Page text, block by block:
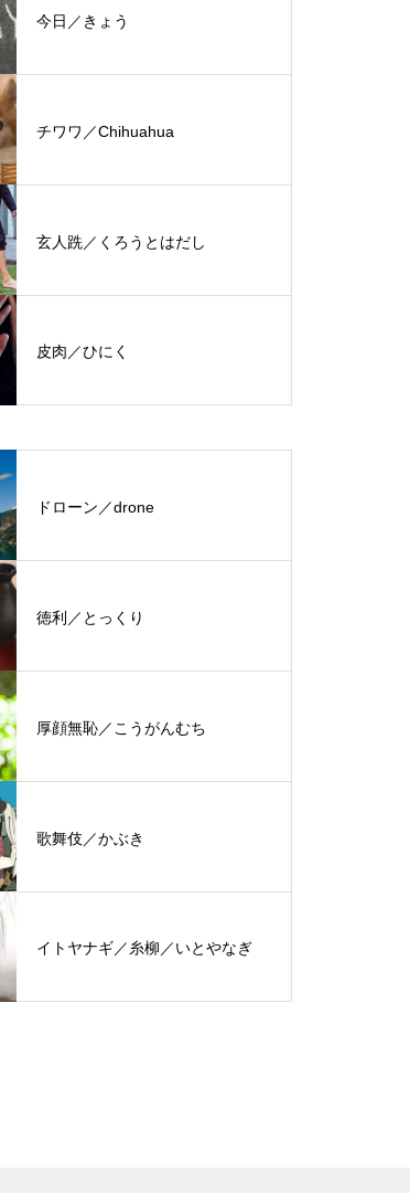
今日／きょう
チワワ／Chihuahua
玄人跣／くろうとはだし
皮肉／ひにく
ドローン／drone
徳利／とっくり
厚顔無恥／こうがんむち
歌舞伎／かぶき
イトヤナギ／糸柳／いとやなぎ